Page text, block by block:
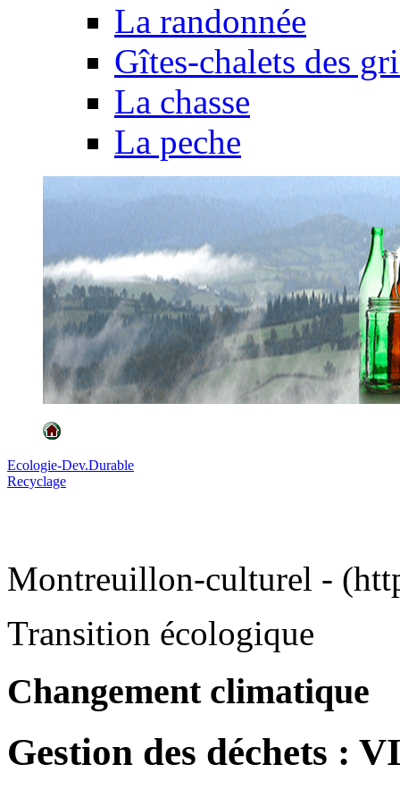
La randonnée
Gîtes-chalets des
La chasse
La peche
Ecologie-Dev.Durable
Recyclage
Montreuillon-culturel -
Transition écologique
Changement climatique
Gestion des déchets :